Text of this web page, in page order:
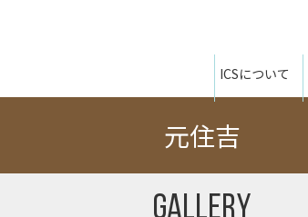
ICSについて
元住吉
GALLERY